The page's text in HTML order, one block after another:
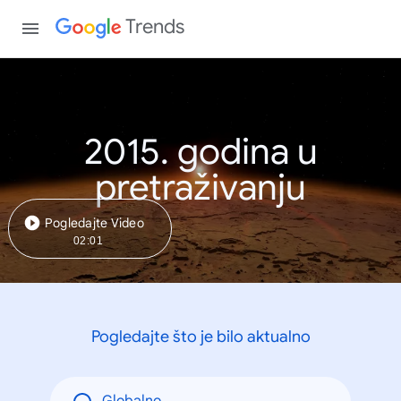
Trends
2015. godina u
pretraživanju
Pogledajte Video
02:01
Pogledajte što je bilo aktualno